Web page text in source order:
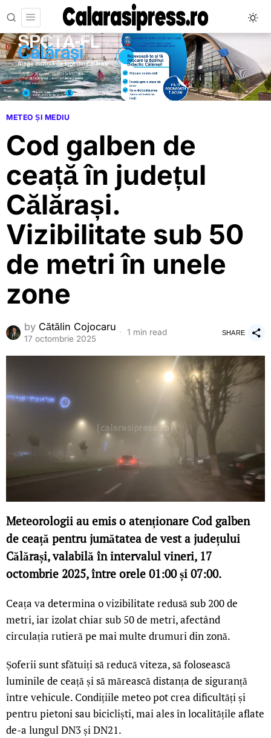
METEO ȘI MEDIU
Cod galben de
ceață în județul
Călărași.
Vizibilitate sub 50
de metri în unele
zone
by Cătălin Cojocaru
17 octombrie 2025
1 min read SHARE
Meteorologii au emis o atenționare Cod galben
de ceață pentru jumătatea de vest a județului
Călărași, valabilă în intervalul vineri, 17
octombrie 2025, între orele 01:00 și 07:00.
Ceața va determina o vizibilitate redusă sub 200 de
metri, iar izolat chiar sub 50 de metri, afectând
circulația rutieră pe mai multe drumuri din zonă.
Șoferii sunt sfătuiți să reducă viteza, să folosească
luminile de ceață și să mărească distanța de siguranță
între vehicule. Condițiile meteo pot crea dificultăți și
pentru pietoni sau bicicliști, mai ales în localitățile aflate
de-a lungul DN3 și DN21.